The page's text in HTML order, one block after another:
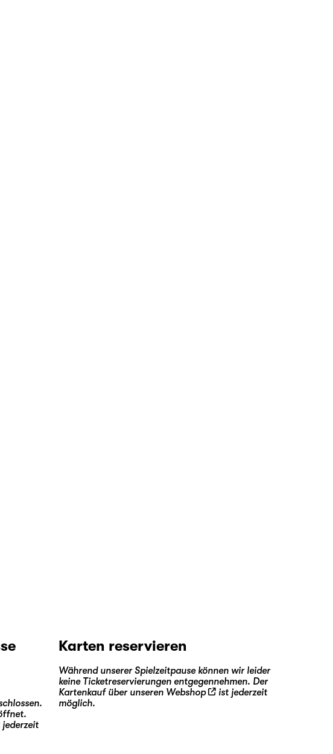
Karten reservieren
Während unserer Spielzeitpause können wir leider
keine Ticketreservierungen entgegennehmen. Der
Kartenkauf über unseren Webshop
ist jederzeit
möglich.